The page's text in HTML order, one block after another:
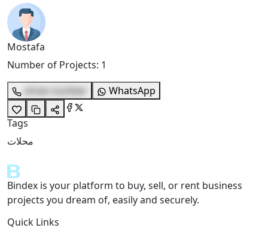
Mostafa
Number of Projects: 1
show number
WhatsApp
Tags
محلات
Bindex is your platform to buy, sell, or rent business
projects you dream of, easily and securely.
Quick Links